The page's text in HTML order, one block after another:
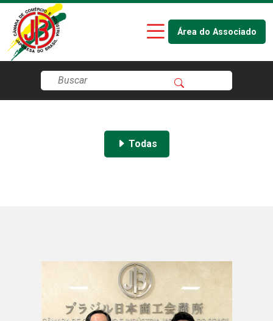
Área do Associado
Todas